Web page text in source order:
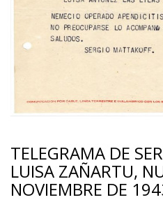
TELEGRAMA DE
LUISA ZAÑARTU,
NOVIEMBRE DE